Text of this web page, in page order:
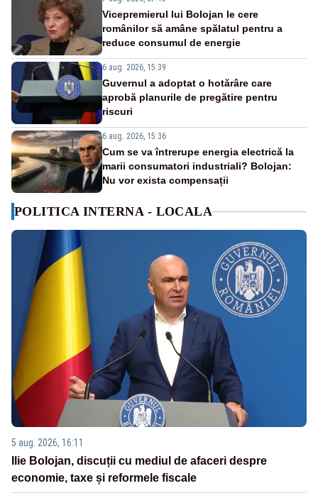
Vicepremierul lui Bolojan le cere
românilor să amâne spălatul pentru a
reduce consumul de energie
6 aug. 2026, 15:39
Guvernul a adoptat o hotărâre care
aprobă planurile de pregătire pentru
riscuri
6 aug. 2026, 15:36
Cum se va întrerupe energia electrică la
marii consumatori industriali? Bolojan:
Nu vor exista compensații
POLITICA INTERNA - LOCALA
5 aug. 2026, 16:11
Ilie Bolojan, discuții cu mediul de afaceri despre
economie, taxe și reformele fiscale